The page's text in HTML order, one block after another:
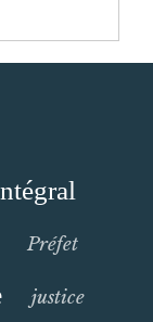
Préfet
justice